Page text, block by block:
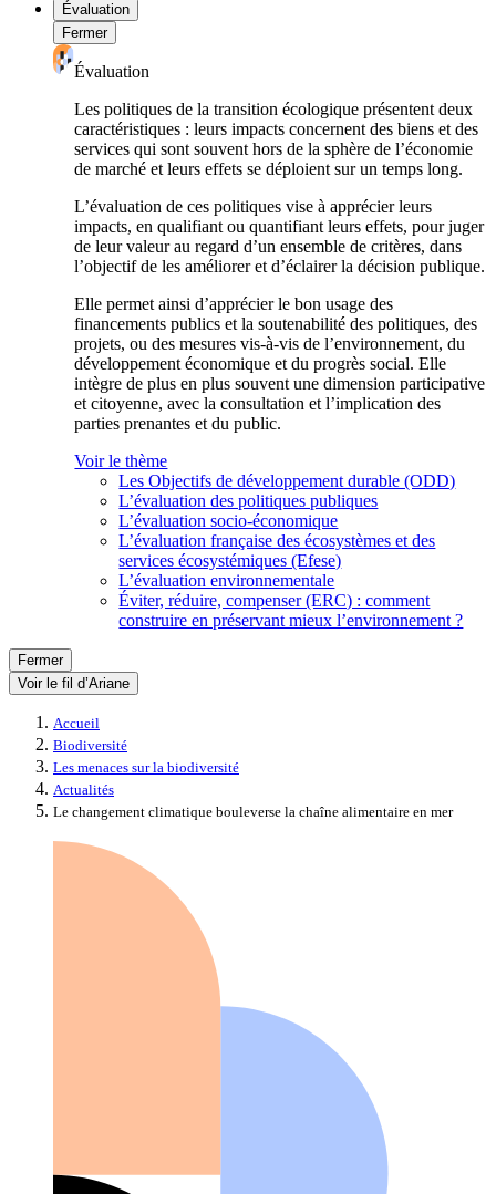
Évaluation
Fermer
Évaluation
Les politiques de la transition écologique présentent deux
caractéristiques : leurs impacts concernent des biens et des
services qui sont souvent hors de la sphère de l’économie
de marché et leurs effets se déploient sur un temps long.
L’évaluation de ces politiques vise à apprécier leurs
impacts, en qualifiant ou quantifiant leurs effets, pour juger
de leur valeur au regard d’un ensemble de critères, dans
l’objectif de les améliorer et d’éclairer la décision publique.
Elle permet ainsi d’apprécier le bon usage des
financements publics et la soutenabilité des politiques, des
projets, ou des mesures vis-à-vis de l’environnement, du
développement économique et du progrès social. Elle
intègre de plus en plus souvent une dimension participative
et citoyenne, avec la consultation et l’implication des
parties prenantes et du public.
Voir le thème
Les Objectifs de développement durable (ODD)
L’évaluation des politiques publiques
L’évaluation socio-économique
L’évaluation française des écosystèmes et des
services écosystémiques (Efese)
L’évaluation environnementale
Éviter, réduire, compenser (ERC) : comment
construire en préservant mieux l’environnement ?
Fermer
Voir le fil d’Ariane
Accueil
Biodiversité
Les menaces sur la biodiversité
Actualités
Le changement climatique bouleverse la chaîne alimentaire en mer